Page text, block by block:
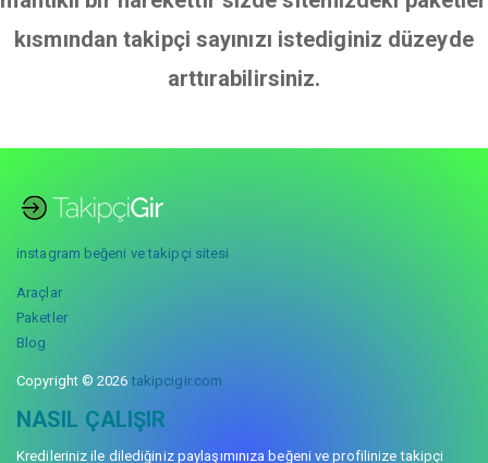
kısmından takipçi sayınızı istediginiz düzeyde
arttırabilirsiniz.
instagram beğeni ve takipçi sitesi
Araçlar
Paketler
Blog
Copyright © 2026 takipcigir.com
NASIL ÇALIŞIR
Kredileriniz ile dilediğiniz paylaşımınıza beğeni ve profilinize takipçi